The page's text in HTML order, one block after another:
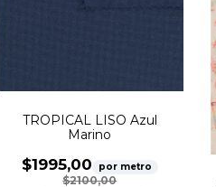
TROPICAL LISO Azul
Marino
$1995,00 por metro
$2100,00